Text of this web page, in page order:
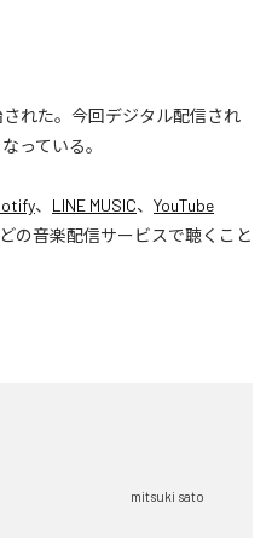
された。今回デジタル配信され
っている。
、 LINE MUSIC、 YouTube
の音楽配信サービスで聴くこと
mitsuki sato